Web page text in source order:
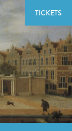
TICKETS